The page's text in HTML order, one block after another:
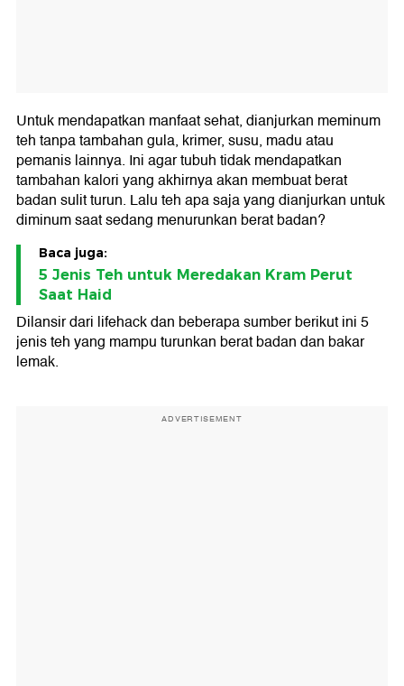
Untuk mendapatkan manfaat sehat, dianjurkan meminum
teh tanpa tambahan gula, krimer, susu, madu atau
pemanis lainnya. Ini agar tubuh tidak mendapatkan
tambahan kalori yang akhirnya akan membuat berat
badan sulit turun. Lalu teh apa saja yang dianjurkan untuk
diminum saat sedang menurunkan berat badan?
Baca juga:
5 Jenis Teh untuk Meredakan Kram Perut
Saat Haid
Dilansir dari lifehack dan beberapa sumber berikut ini 5
jenis teh yang mampu turunkan berat badan dan bakar
lemak.
ADVERTISEMENT